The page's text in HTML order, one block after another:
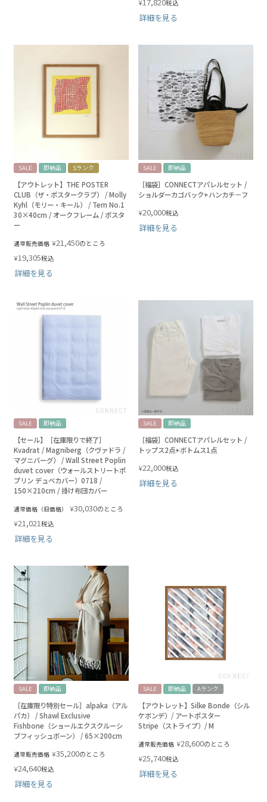
¥ 税込
詳細を見る
SALE 即納品 Sランク
【アウトレット】THE POSTER
CLUB（ザ・ポスタークラブ） / Molly
Kyhl（モリー・キール） / Tern No.1
30×40cm / オークフレーム / ポスタ
ー
通常販売価格 ¥21,450のところ
¥19,305税込
詳細を見る
SALE 即納品
［福袋］CONNECTアパレルセット /
ショルダーカゴバック+ハンカチ－フ
¥20,000税込
詳細を見る
SALE 即納品
【セール】［在庫限りで終了］
Kvadrat / Magniberg（クヴァドラ /
マグニバーグ） / Wall Street Poplin
duvet cover（ウォールストリートポ
プリン デュベカバー）0718 /
150×210cm / 掛け布団カバー
通常価格（旧価格） ¥30,030のところ
¥21,021税込
詳細を見る
SALE 即納品
［福袋］CONNECTアパレルセット /
トップス2点+ボトムス1点
¥22,000税込
詳細を見る
SALE 即納品
［在庫限り特別セール］alpaka（アル
パカ） / Shawl Exclusive
Fishbone（ショールエクスクルーシ
ブフィッシュボーン） / 65×200cm
通常販売価格 ¥35,200のところ
¥24,640税込
詳細を見る
SALE 即納品 Aランク
【アウトレット】Silke Bonde（シル
ケボンデ）/ アートポスター
Stripe（ストライプ）/ M
通常販売価格 ¥28,600のところ
¥25,740税込
詳細を見る